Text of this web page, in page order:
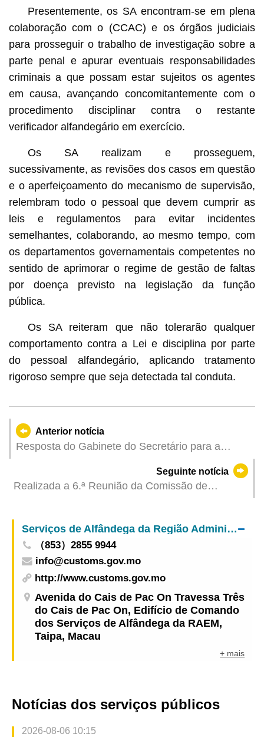
Presentemente, os SA encontram-se em plena
colaboração com o (CCAC) e os órgãos judiciais
para prosseguir o trabalho de investigação sobre a
parte penal e apurar eventuais responsabilidades
criminais a que possam estar sujeitos os agentes
em causa, avançando concomitantemente com o
procedimento disciplinar contra o restante
verificador alfandegário em exercício.
Os SA realizam e prosseguem,
sucessivamente, as revisões dos casos em questão
e o aperfeiçoamento do mecanismo de supervisão,
relembram todo o pessoal que devem cumprir as
leis e regulamentos para evitar incidentes
semelhantes, colaborando, ao mesmo tempo, com
os departamentos governamentais competentes no
sentido de aprimorar o regime de gestão de faltas
por doença previsto na legislação da função
pública.
Os SA reiteram que não tolerarão qualquer
comportamento contra a Lei e disciplina por parte
do pessoal alfandegário, aplicando tratamento
rigoroso sempre que seja detectada tal conduta.
Anterior notícia
Resposta do Gabinete do Secretário para a
Segurança sobre o Relatório de Actividades do
Comissariado contra a Corrupção de Macau
Seguinte notícia
Realizada a 6.ª Reunião da Comissão de
Serviços de Alfândega da Região Administrativa Especial de Macau da República Popular da China
（853）2855 9944
info@customs.gov.mo
http://www.customs.gov.mo
Avenida do Cais de Pac On Travessa Três
do Cais de Pac On, Edifício de Comando
dos Serviços de Alfândega da RAEM,
Taipa, Macau
+ mais
Notícias dos serviços públicos
2026-08-06 10:15